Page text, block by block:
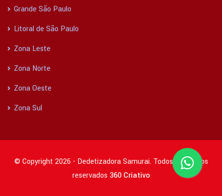
Grande São Paulo
Litoral de São Paulo
Zona Leste
Zona Norte
Zona Oeste
Zona Sul
© Copyright 2026 - Dedetizadora Samurai. Todos os direitos
reservados 360 Criativo